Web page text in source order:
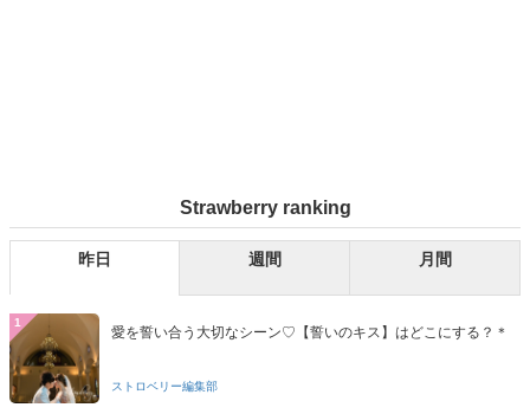
Strawberry ranking
昨日 週間 月間
1
愛を誓い合う大切なシーン♡【誓いのキス】はどこにする？＊
ストロベリー編集部